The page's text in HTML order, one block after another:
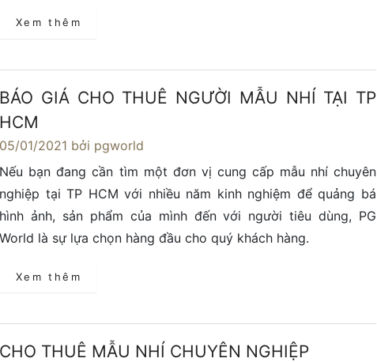
Xem thêm
BÁO GIÁ CHO THUÊ NGƯỜI MẪU NHÍ TẠI TP
HCM
05/01/2021 bởi pgworld
Nếu bạn đang cần tìm một đơn vị cung cấp mẫu nhí chuyên
nghiệp tại TP HCM với nhiều năm kinh nghiệm để quảng bá
hình ảnh, sản phẩm của mình đến với người tiêu dùng, PG
World là sự lựa chọn hàng đầu cho quý khách hàng.
Xem thêm
CHO THUÊ MẪU NHÍ CHUYÊN NGHIỆP